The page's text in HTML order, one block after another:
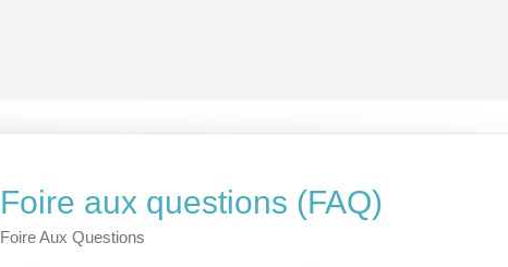
Foire aux questions (FAQ)
Foire Aux Questions